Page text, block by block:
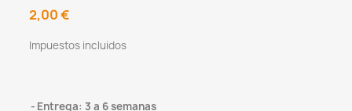
2,00 €
Impuestos incluidos
Entrega: 3 a 6 semanas